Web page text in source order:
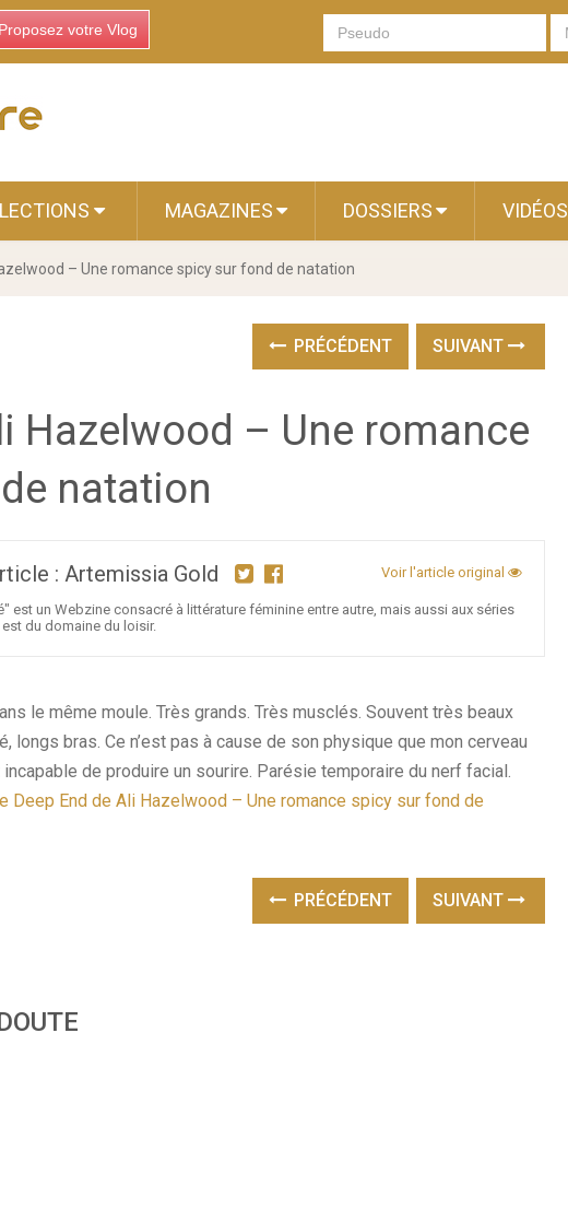
Proposez votre Vlog
MAGAZINES DOSSIERS VIDÉOS
– Une romance spicy sur fond de natation
PRÉCÉDENT SUIVANT
Hazelwood – Une romance
natation
: Artemissia Gold Voir l'article original
est un Webzine consacré à littérature féminine entre autre, mais aussi aux séries
du domaine du loisir.
le même moule. Très grands. Très musclés. Souvent très beaux
longs bras. Ce n’est pas à cause de son physique que mon cerveau
de produire un sourire. Parésie temporaire du nerf facial.
Deep End de Ali Hazelwood – Une romance spicy sur fond de
PRÉCÉDENT SUIVANT